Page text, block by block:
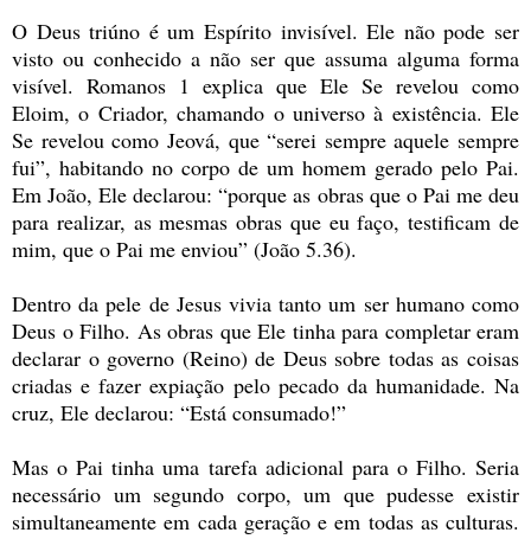
O Deus triúno é um Espírito invisível. Ele não pode ser
visto ou conhecido a não ser que assuma alguma forma
visível. Romanos 1 explica que Ele Se revelou como
Eloim, o Criador, chamando o universo à existência. Ele
Se revelou como Jeová, que “serei sempre aquele sempre
fui”, habitando no corpo de um homem gerado pelo Pai.
Em João, Ele declarou: “porque as obras que o Pai me deu
para realizar, as mesmas obras que eu faço, testificam de
mim, que o Pai me enviou” (João 5.36).
Dentro da pele de Jesus vivia tanto um ser humano como
Deus o Filho. As obras que Ele tinha para completar eram
declarar o governo (Reino) de Deus sobre todas as coisas
criadas e fazer expiação pelo pecado da humanidade. Na
cruz, Ele declarou: “Está consumado!”
Mas o Pai tinha uma tarefa adicional para o Filho. Seria
necessário um segundo corpo, um que pudesse existir
simultaneamente em cada geração e em todas as culturas.